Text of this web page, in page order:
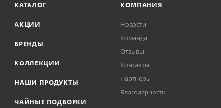
КАТАЛОГ
АКЦИИ
БРЕНДЫ
КОЛЛЕКЦИИ
НАШИ ПРОДУКТЫ
ЧАЙНЫЕ ПОДБОРКИ
КОМПАНИЯ
Новости
Команда
Отзывы
Контакты
Партнеры
Благодарности